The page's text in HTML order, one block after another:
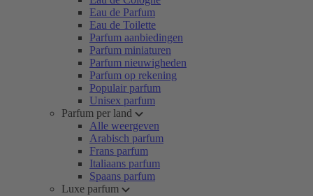
Eau de Parfum
Eau de Toilette
Parfum aanbiedingen
Parfum miniaturen
Parfum nieuwigheden
Parfum op rekening
Populair parfum
Unisex parfum
Parfum per land
Alle weergeven
Arabisch parfum
Frans parfum
Italiaans parfum
Spaans parfum
Luxe parfum